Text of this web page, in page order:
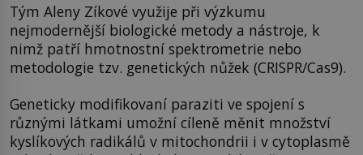
Tým Aleny Zíkové využije při výzkumu
nejmodernější biologické metody a nástroje, k
nimž patří hmotnostní spektrometrie nebo
metodologie tzv. genetických nůžek (CRISPR/Cas9).
Geneticky modifikovaní paraziti ve spojení s
různými látkami umožní cíleně měnit množství
kyslíkových radikálů v mitochondrii i v cytoplasmě